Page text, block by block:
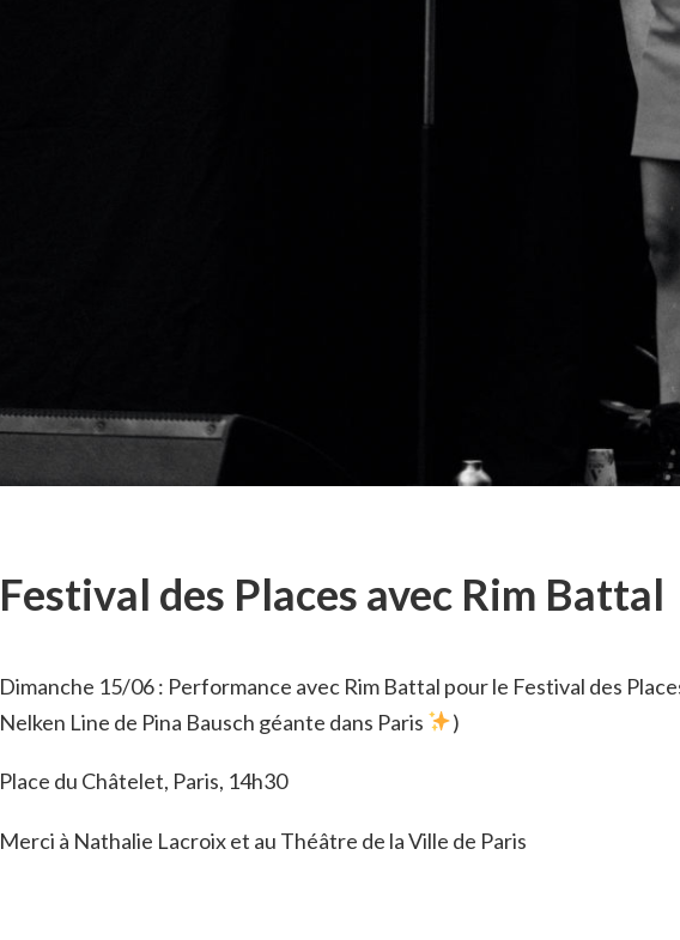
Festival des Places avec Rim Battal
Dimanche 15/06 : Performance avec Rim Battal pour le Festival des
Nelken Line de Pina Bausch géante dans Paris
)
Place du Châtelet, Paris, 14h30
Merci à Nathalie Lacroix et au Théâtre de la Ville de Paris